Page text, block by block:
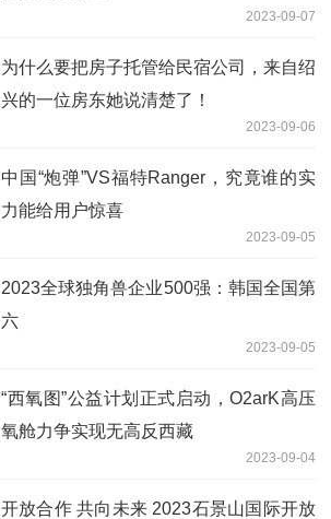
2023-09-07
为什么要把房子托管给民宿公司，来自绍
兴的一位房东她说清楚了！
2023-09-06
中国“炮弹”VS福特Ranger，究竟谁的实
力能给用户惊喜
2023-09-05
2023全球独角兽企业500强：韩国全国第
六
2023-09-05
“西氧图”公益计划正式启动，O2arK高压
氧舱力争实现无高反西藏
2023-09-04
开放合作 共向未来 2023石景山国际开放